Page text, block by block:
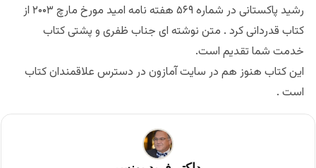
رشید پاکستانی در شماره ۵۶۹ هفته نامه امید مورخ مارچ ۲۰۰۳ از
کتاب قدردانی کرد . متن نوشته ای جناب ظفری و پشتی کتاب
خدمت شما تقدیم است.
این کتاب هنوز هم در سایت آمازون در دسترس علاقمندان کتاب
است .